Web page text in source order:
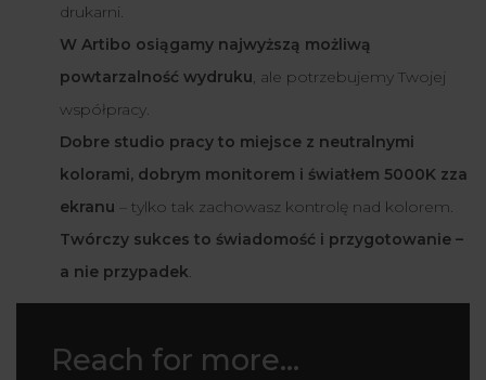
drukarni.
W Artibo osiągamy najwyższą możliwą
powtarzalność wydruku, ale potrzebujemy Twojej
współpracy.
Dobre studio pracy to miejsce z neutralnymi
kolorami, dobrym monitorem i światłem 5000K zza
ekranu – tylko tak zachowasz kontrolę nad kolorem.
Twórczy sukces to świadomość i przygotowanie –
a nie przypadek.
Reach for more...